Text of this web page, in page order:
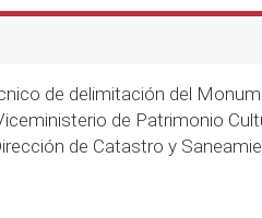
de delimitación del
de Patrimonio
de Catastro y